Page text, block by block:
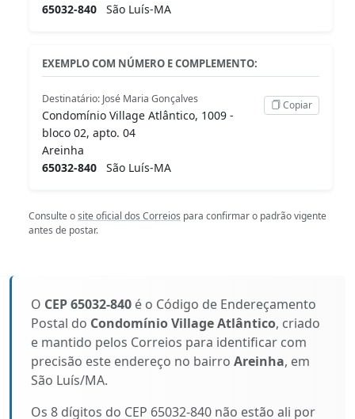
65032-840 São Luís-MA
EXEMPLO COM NÚMERO E COMPLEMENTO:
Destinatário: José Maria Gonçalves
Condomínio Village Atlântico, 1009 -
bloco 02, apto. 04
Areinha
65032-840 São Luís-MA
Copiar
Consulte osite oficial dos Correios para confirmar o padrão vigente
antes de postar.
O CEP 65032-840 é o Código de Endereçamento
Postal do Condomínio Village Atlântico, criado
e mantido pelos Correios para identificar com
precisão este endereço no bairro Areinha, em
São Luís/MA.
Os 8 dígitos do CEP 65032-840 não estão ali por